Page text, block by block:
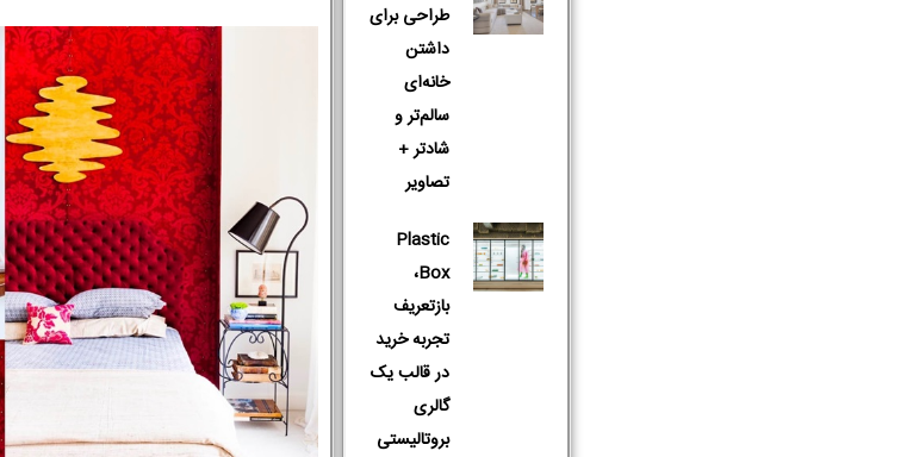
طراحی برای
داشتن
خانه‌ای
سالم‌تر و
شادتر +
تصاویر
Plastic
Box،
بازتعریف
تجربه خرید
در قالب یک
گالری
بروتالیستی